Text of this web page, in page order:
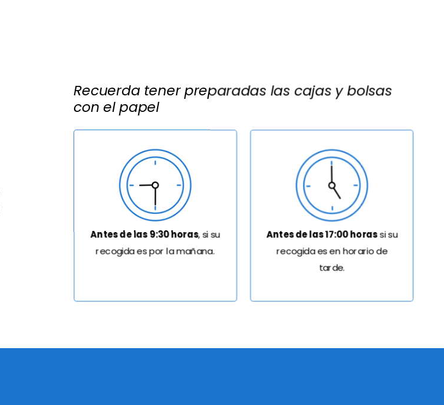
Recuerda tener preparadas las cajas y bolsas
con el papel
Antes de las 9:30 horas, si su
recogida es por la mañana.
Antes de las 17:00 horassi su
recogida es en horario de
tarde.